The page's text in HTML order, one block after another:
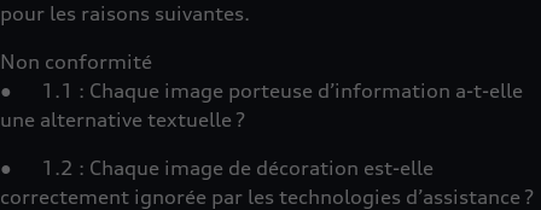
pour les raisons suivantes.
Non conformité
● 1.1 : Chaque image porteuse d’information a-t-elle
une alternative textuelle ?
● 1.2 : Chaque image de décoration est-elle
correctement ignorée par les technologies d’assistance ?